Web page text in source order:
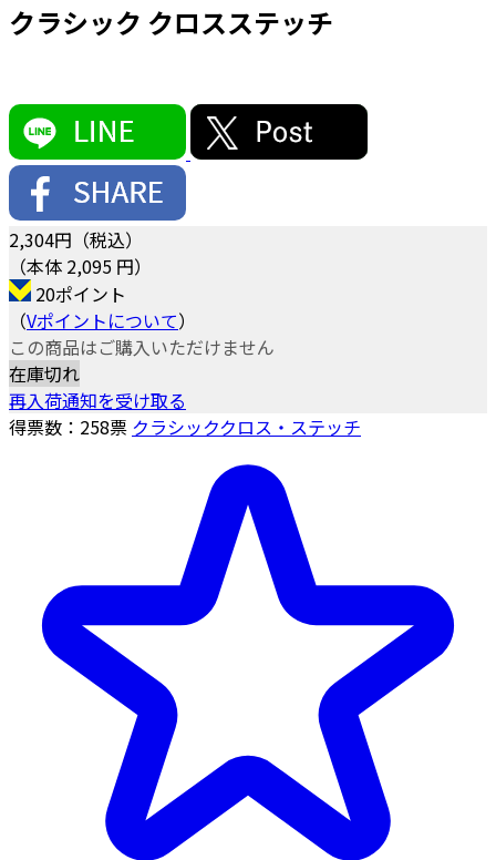
クラシック クロスステッチ
2,304円（税込）
（本体 2,095 円）
20ポイント
（Vポイントについて）
この商品はご購入いただけません
在庫切れ
再入荷通知を受け取る
得票数： 258票 クラシッククロス・ステッチ